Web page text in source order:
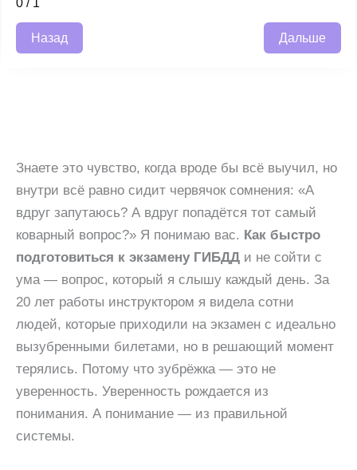
0 / 1
Назад Дальше
Знаете это чувство, когда вроде бы всё выучил, но
внутри всё равно сидит червячок сомнения: «А
вдруг запутаюсь? А вдруг попадётся тот самый
коварный вопрос?» Я понимаю вас. Как быстро
подготовиться к экзамену ГИБДД и не сойти с
ума — вопрос, который я слышу каждый день. За
20 лет работы инструктором я видела сотни
людей, которые приходили на экзамен с идеально
вызубренными билетами, но в решающий момент
терялись. Потому что зубрёжка — это не
уверенность. Уверенность рождается из
понимания. А понимание — из правильной
системы.